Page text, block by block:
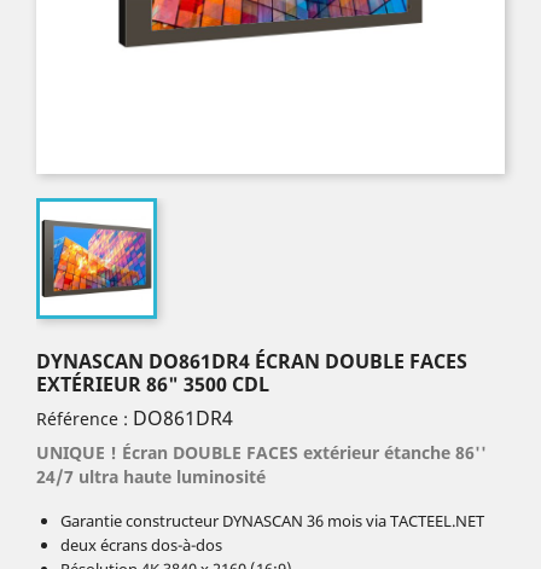
DYNASCAN DO861DR4 ÉCRAN DOUBLE FACES
EXTÉRIEUR 86" 3500 CDL
Référence : DO861DR4
UNIQUE ! Écran DOUBLE FACES extérieur étanche 86''
24/7 ultra haute luminosité
Garantie constructeur DYNASCAN 36 mois via TACTEEL.NET
deux écrans dos-à-dos